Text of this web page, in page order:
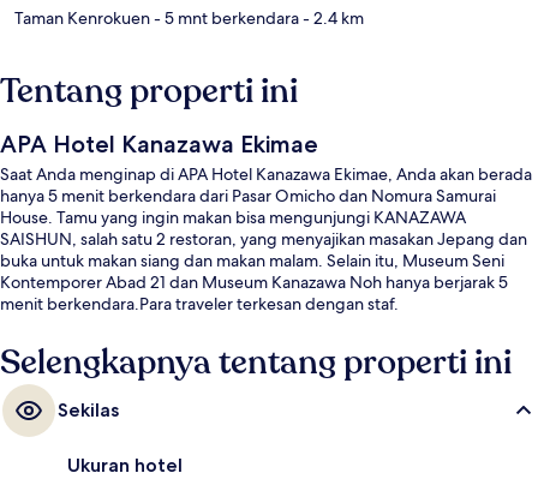
Taman Kenrokuen- 5 mnt berkendara- 2.4 km
Tentang properti ini
APA Hotel Kanazawa Ekimae
Saat Anda menginap di APA Hotel Kanazawa Ekimae, Anda akan berada
hanya 5 menit berkendara dari Pasar Omicho dan Nomura Samurai
House. Tamu yang ingin makan bisa mengunjungi KANAZAWA
SAISHUN, salah satu 2 restoran, yang menyajikan masakan Jepang dan
buka untuk makan siang dan makan malam. Selain itu, Museum Seni
Kontemporer Abad 21 dan Museum Kanazawa Noh hanya berjarak 5
menit berkendara.Para traveler terkesan dengan staf.
Selengkapnya tentang properti ini
Sekilas
Ukuran hotel